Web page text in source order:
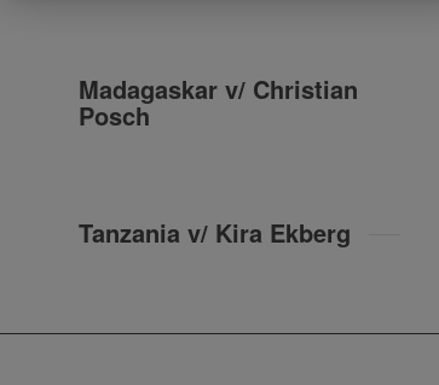
Madagaskar v/ Christian
Posch
Tanzania v/ Kira Ekberg